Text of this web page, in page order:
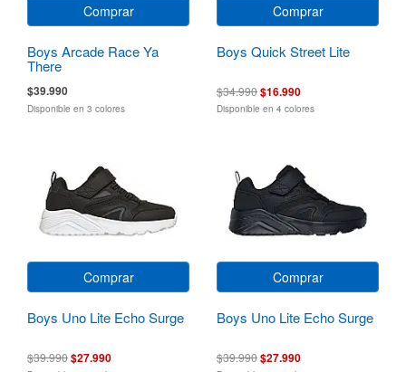
Comprar
Boys Arcade Race Ya
There
$39.990
Disponible en 3 colores
Comprar
Boys Quick Street Lite
$34.990$16.990
Disponible en 4 colores
Comprar
Boys Uno Lite Echo Surge
$39.990$27.990
Comprar
Boys Uno Lite Echo Surge
$39.990$27.990